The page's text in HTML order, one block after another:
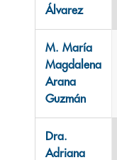
Álvarez
M. María
Magdalena
Arana
Guzmán
Dra.
Adriana